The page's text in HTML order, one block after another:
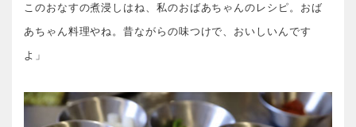
このおなすの煮浸しはね、私のおばあちゃんのレシピ。おば
あちゃん料理やね。昔ながらの味つけで、おいしいんです
よ」